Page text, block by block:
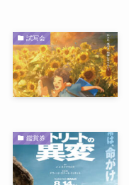
試写会
鑑賞券